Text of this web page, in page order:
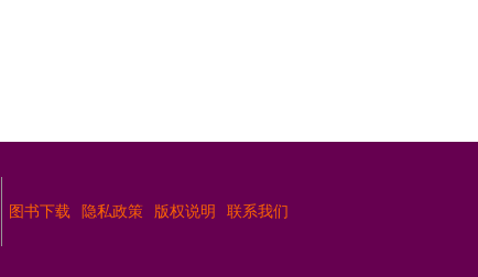
联系我们
版权说明
隐私政策
图书下载